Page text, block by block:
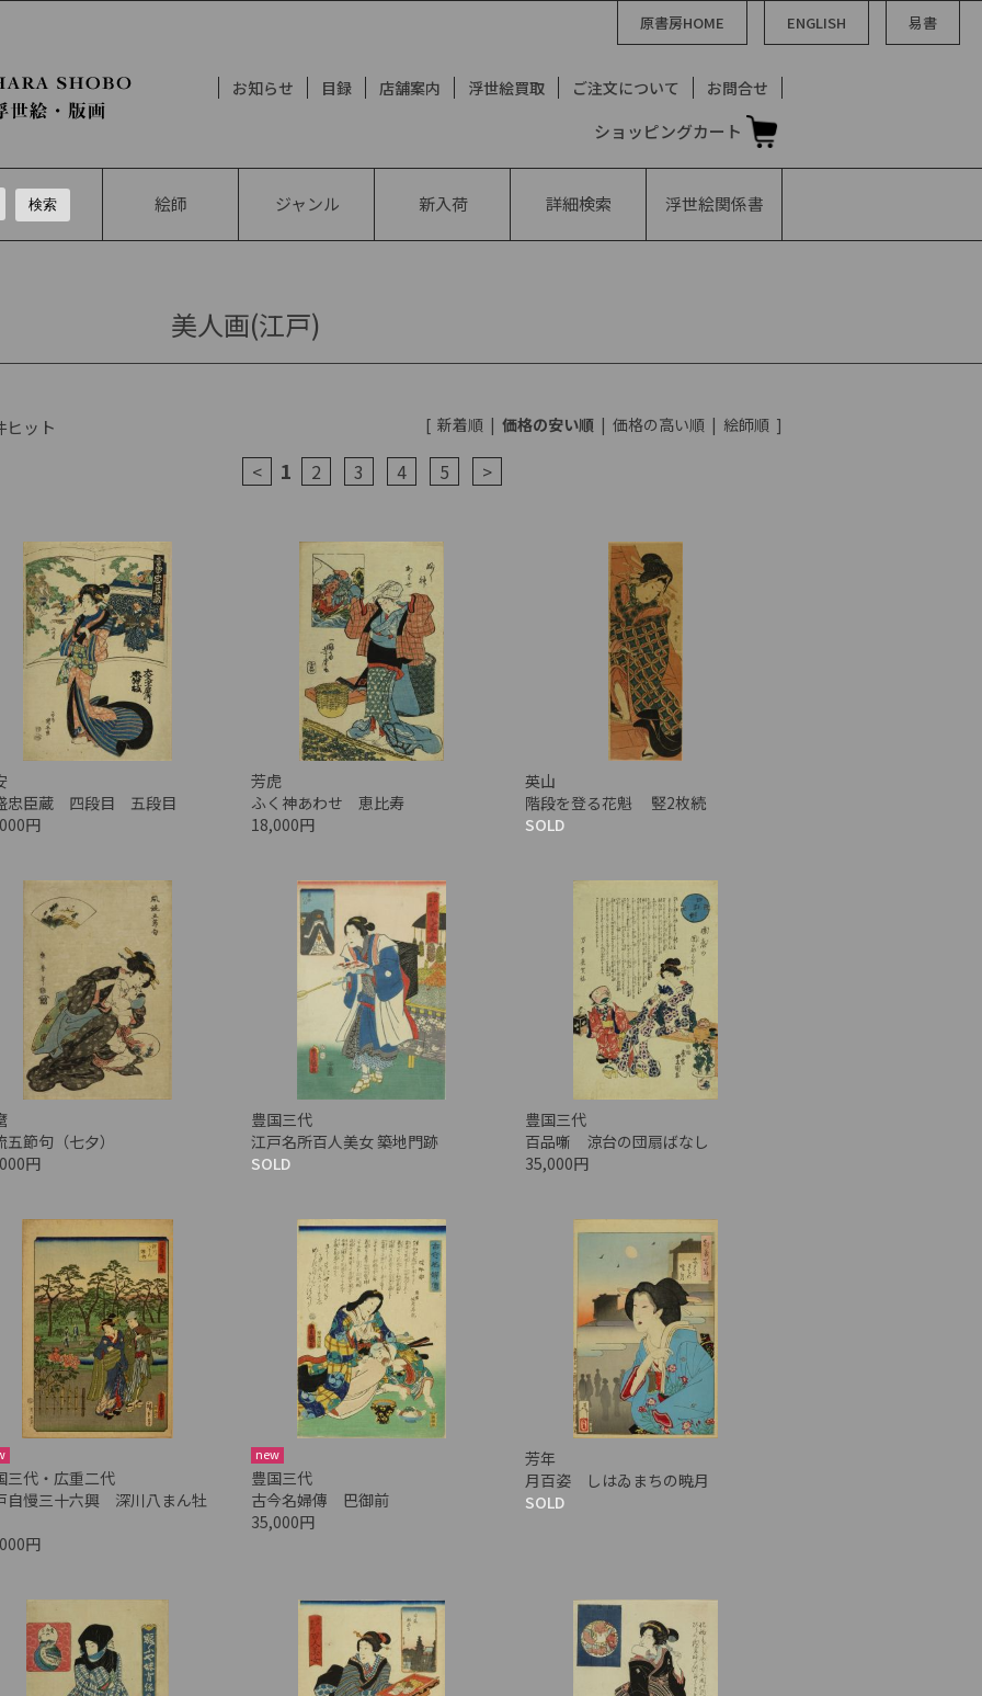
原書房HOME ENGLISH 易書
お知らせ 目録 店舗案内 浮世絵買取 ご注文について お問合せ
ショッピングカート
絵師 ジャンル 新入荷 詳細検索 浮世絵関係書
美人画(江戸)
ヒット [ 新着順 | 価格の安い順 | 価格の高い順 | 絵師順 ]
< 1 2 3 4 5 >
忠臣蔵 四段目 五段目
円
芳虎
ふく神あわせ 恵比寿
18,000円
英山
階段を登る花魁 竪2枚続
SOLD
五節句（七夕）
円
豊国三代
江戸名所百人美女 築地門跡
SOLD
豊国三代
百品噺 涼台の団扇ばなし
35,000円
三代・広重二代
自慢三十六興 深川八まん牡
円
new
豊国三代
古今名婦傳 巴御前
35,000円
芳年
月百姿 しはゐまちの暁月
SOLD